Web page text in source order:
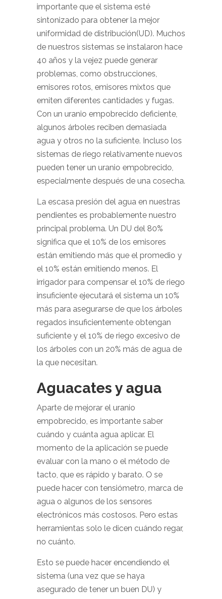
importante que el sistema esté
sintonizado para obtener la mejor
uniformidad de distribución(UD). Muchos
de nuestros sistemas se instalaron hace
40 años y la vejez puede generar
problemas, como obstrucciones,
emisores rotos, emisores mixtos que
emiten diferentes cantidades y fugas.
Con un uranio empobrecido deficiente,
algunos árboles reciben demasiada
agua y otros no la suficiente. Incluso los
sistemas de riego relativamente nuevos
pueden tener un uranio empobrecido,
especialmente después de una cosecha.
La escasa presión del agua en nuestras
pendientes es probablemente nuestro
principal problema. Un DU del 80%
significa que el 10% de los emisores
están emitiendo más que el promedio y
el 10% están emitiendo menos. El
irrigador para compensar el 10% de riego
insuficiente ejecutará el sistema un 10%
más para asegurarse de que los árboles
regados insuficientemente obtengan
suficiente y el 10% de riego excesivo de
los árboles con un 20% más de agua de
la que necesitan.
Aguacates y agua
Aparte de mejorar el uranio
empobrecido, es importante saber
cuándo y cuánta agua aplicar. El
momento de la aplicación se puede
evaluar con la mano o el método de
tacto, que es rápido y barato. O se
puede hacer con tensiómetro, marca de
agua o algunos de los sensores
electrónicos más costosos. Pero estas
herramientas solo le dicen cuándo regar,
no cuánto.
Esto se puede hacer encendiendo el
sistema (una vez que se haya
asegurado de tener un buen DU) y